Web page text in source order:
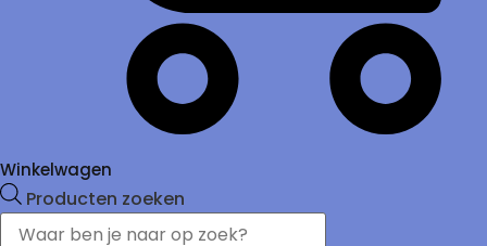
Winkelwagen
Producten zoeken